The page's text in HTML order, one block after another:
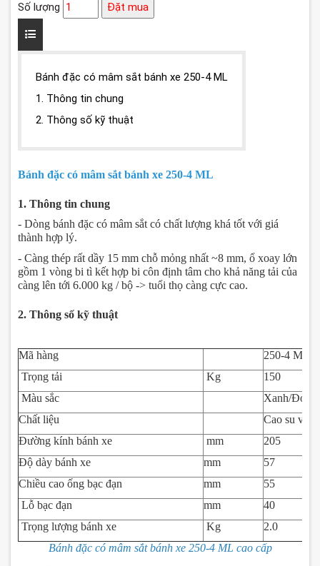
Số lượng Đặt mua
Bánh đặc có mâm sắt bánh xe 250-4 ML
1. Thông tin chung
2. Thông số kỹ thuật
Bánh đặc có mâm sắt bánh xe 250-4 ML
1. Thông tin chung
- Dòng bánh đặc có mâm sắt có chất lượng khá tốt với giá
thành hợp lý.
- Càng thép rất dầy 15 mm chỗ mỏng nhất ~8 mm, ổ xoay lớn
gồm 1 vòng bi tì kết hợp bi côn định tâm cho khả năng tải của
càng lên tới 6.000 kg / bộ -> tuổi thọ càng cực cao.
2. Thông số kỹ thuật
Mã hàng
250-4 ML
Trọng tải
Kg
150
Màu sắc
Xanh/Đỏ
Chất liệu
Cao su và
Đường kính bánh xe
mm
205
Độ dày bánh xe
mm
57
Chiều cao ống bạc đạn
mm
55
Lỗ bạc đạn
mm
40
Trọng lượng bánh xe
Kg
2.0
Bánh đặc có mâm sắt bánh xe 250-4 ML cao cấp